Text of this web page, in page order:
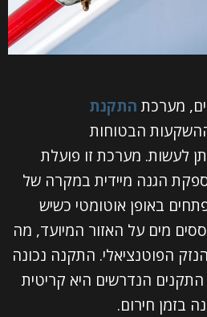
מערכת התקנת
הבטוחות
לעשות. מערכת זו פועלת
הגנה מיידית במקרה של
באופן אוטומטי כשיש
מים על האזור המיועד, מה
הפוטנציאלי. התקנה נכונה
הנדרשים היא קריטית
בזמן חירום.